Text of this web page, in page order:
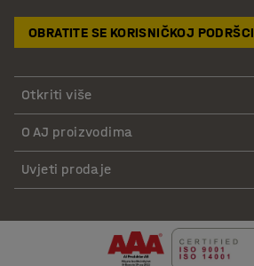
OBRATITE SE KORISNIČKOJ PODRŠCI
Otkriti više
O AJ proizvodima
Uvjeti prodaje